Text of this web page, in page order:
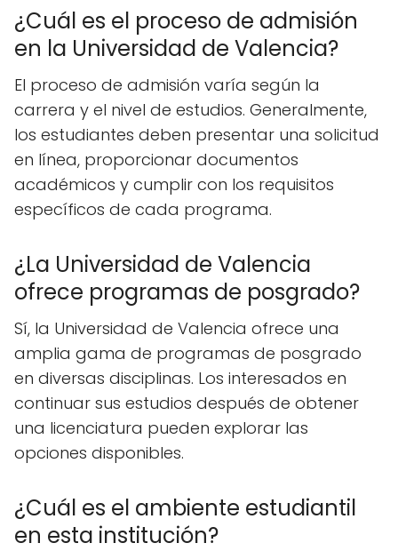
¿Cuál es el proceso de admisión
en la Universidad de Valencia?
El proceso de admisión varía según la
carrera y el nivel de estudios. Generalmente,
los estudiantes deben presentar una solicitud
en línea, proporcionar documentos
académicos y cumplir con los requisitos
específicos de cada programa.
¿La Universidad de Valencia
ofrece programas de posgrado?
Sí, la Universidad de Valencia ofrece una
amplia gama de programas de posgrado
en diversas disciplinas. Los interesados en
continuar sus estudios después de obtener
una licenciatura pueden explorar las
opciones disponibles.
¿Cuál es el ambiente estudiantil
en esta institución?